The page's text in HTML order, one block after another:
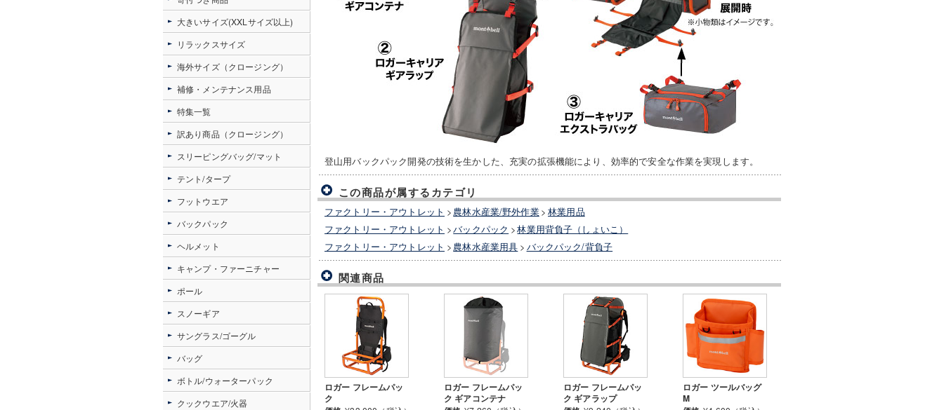
登山用バックパック開発の技術を生かした、充実の拡張機能により、効率的で安全な作業を実現します。
この商品が属するカテゴリ
ファクトリー・アウトレット > 農林水産業/野外作業> 林業用品
ファクトリー・アウトレット >バックパック >林業用背負子（しょいこ）
ファクトリー・アウトレット > 農林水産業用具 > バックパック/背負子
関連商品
ロガー フレームパッ
ク
ロガー フレームパッ
ク ギアコンテナ
ロガー フレームパッ
ク ギアラップ
ロガー ツールバッグ
M
大きいサイズ(XXLサイズ以上)
リラックスサイズ
海外サイズ（クロージング）
補修・メンテナンス用品
特集一覧
訳あり商品（クロージング）
スリーピングバッグ/マット
テント/タープ
フットウエア
バックパック
ヘルメット
キャンプ・ファーニチャー
ポール
スノーギア
サングラス/ゴーグル
バッグ
ボトル/ウォーターパック
クックウエア/火器